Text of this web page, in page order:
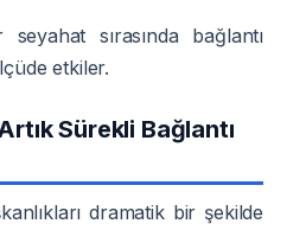
sırasında bağlantı
etkiler.
Sürekli Bağlantı
dramatik bir şekilde